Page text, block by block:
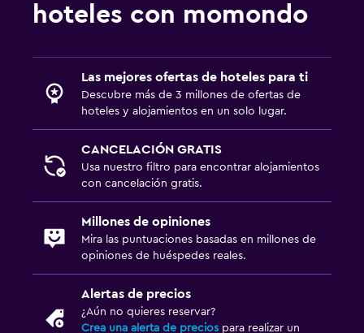
hoteles con momondo
Las mejores ofertas de hoteles para ti
Descubre más de 3 millones de ofertas de
hoteles y alojamientos en un solo lugar.
CANCELACIÓN GRATIS
Usa nuestro filtro para encontrar alojamientos
con cancelación gratis.
Millones de opiniones
Mira las puntuaciones basadas en millones de
opiniones de huéspedes reales.
Alertas de precios
¿Aún no quieres reservar?
Crea una alerta de precios para realizar un